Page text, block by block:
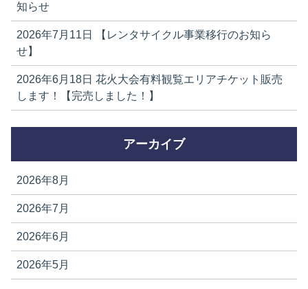
知らせ
2026年7月11日
【レンタサイクル事業移行のお知ら
せ】
2026年6月18日 花火大会有料観覧エリアチケット販売
します！【完売しました！】
アーカイブ
2026年8月
2026年7月
2026年6月
2026年5月